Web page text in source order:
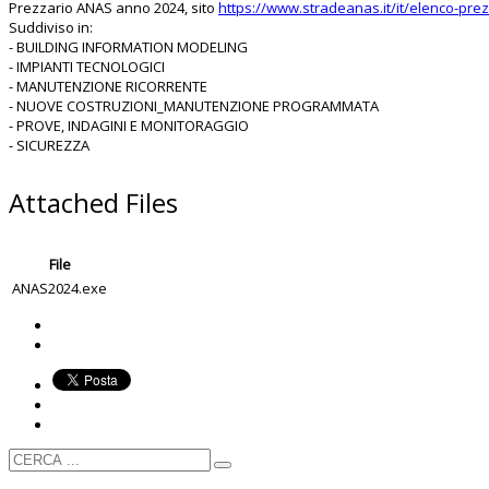
Prezzario ANAS anno 2024, sito https://www.stradeanas.it/it/elenco-
Suddiviso in:
- BUILDING INFORMATION MODELING
- IMPIANTI TECNOLOGICI
- MANUTENZIONE RICORRENTE
- NUOVE COSTRUZIONI_MANUTENZIONE PROGRAMMATA
- PROVE, INDAGINI E MONITORAGGIO
- SICUREZZA
Attached Files
File
ANAS2024.exe